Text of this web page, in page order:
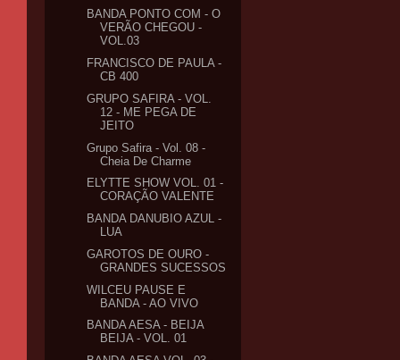
BANDA PONTO COM - O
VERÃO CHEGOU -
VOL.03
FRANCISCO DE PAULA -
CB 400
GRUPO SAFIRA - VOL.
12 - ME PEGA DE
JEITO
Grupo Safira - Vol. 08 -
Cheia De Charme
ELYTTE SHOW VOL. 01 -
CORAÇÃO VALENTE
BANDA DANUBIO AZUL -
LUA
GAROTOS DE OURO -
GRANDES SUCESSOS
WILCEU PAUSE E
BANDA - AO VIVO
BANDA AESA - BEIJA
BEIJA - VOL. 01